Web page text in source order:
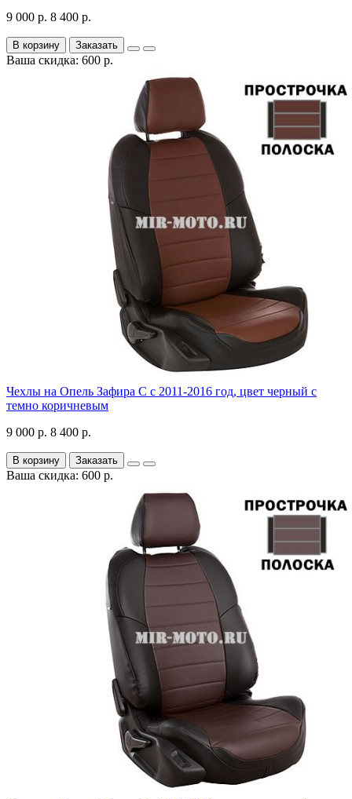
9 000 р. 8 400 р.
В корзину Заказать
Ваша скидка: 600 р.
Чехлы на Опель Зафира С с 2011-2016 год, цвет черный с
темно коричневым
9 000 р. 8 400 р.
В корзину Заказать
Ваша скидка: 600 р.